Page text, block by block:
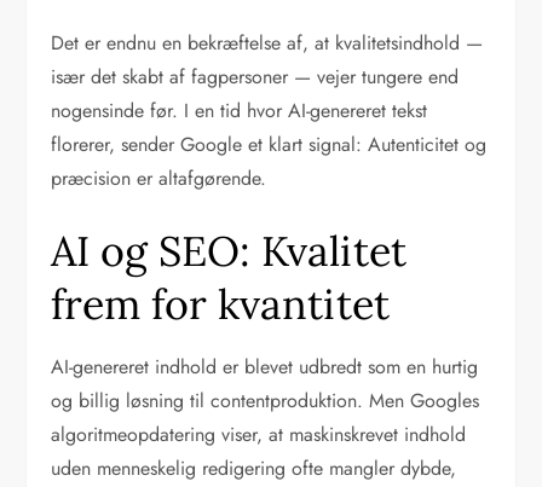
Det er endnu en bekræftelse af, at kvalitetsindhold —
især det skabt af fagpersoner — vejer tungere end
nogensinde før. I en tid hvor AI-genereret tekst
florerer, sender Google et klart signal: Autenticitet og
præcision er altafgørende.
AI og SEO: Kvalitet
frem for kvantitet
AI-genereret indhold er blevet udbredt som en hurtig
og billig løsning til contentproduktion. Men Googles
algoritmeopdatering viser, at maskinskrevet indhold
uden menneskelig redigering ofte mangler dybde,